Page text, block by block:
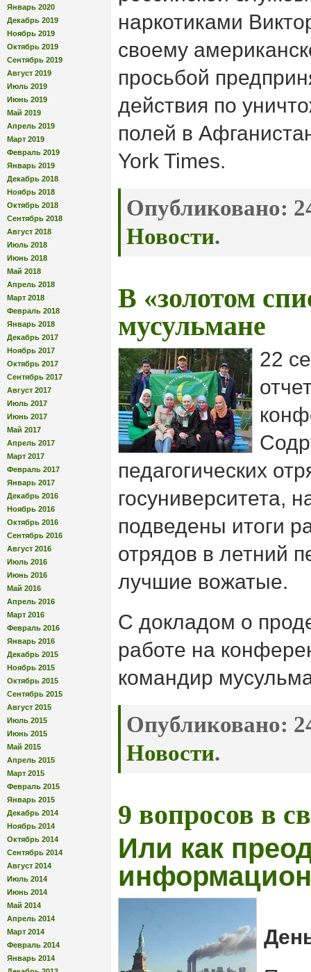
Январь 2020
Декабрь 2019
Ноябрь 2019
Октябрь 2019
Сентябрь 2019
Август 2019
Июль 2019
Июнь 2019
Май 2019
Апрель 2019
Март 2019
Февраль 2019
Январь 2019
Декабрь 2018
Ноябрь 2018
Октябрь 2018
Сентябрь 2018
Август 2018
Июль 2018
Июнь 2018
Май 2018
Апрель 2018
Март 2018
Февраль 2018
Январь 2018
Декабрь 2017
Ноябрь 2017
Октябрь 2017
Сентябрь 2017
Август 2017
Июль 2017
Июнь 2017
Май 2017
Апрель 2017
Март 2017
Февраль 2017
Январь 2017
Декабрь 2016
Ноябрь 2016
Октябрь 2016
Сентябрь 2016
Август 2016
Июль 2016
Июнь 2016
Май 2016
Апрель 2016
Март 2016
Февраль 2016
Январь 2016
Декабрь 2015
Ноябрь 2015
Октябрь 2015
Сентябрь 2015
Август 2015
Июль 2015
Июнь 2015
Май 2015
Апрель 2015
Март 2015
Февраль 2015
Январь 2015
Декабрь 2014
Ноябрь 2014
Октябрь 2014
Сентябрь 2014
Август 2014
Июль 2014
Июнь 2014
Май 2014
Апрель 2014
Март 2014
Февраль 2014
Январь 2014
наркотиками
своему
просьбой
действия по
полей в
York Times.
Опубликовано:
Новости.
В «золотом
мусульмане
22
педагогических
госуниверситета,
подведены итоги
отрядов в летний
лучшие вожатые.
С докладом о
работе на
командир
Опубликовано:
Новости.
9 вопросов в
Или как